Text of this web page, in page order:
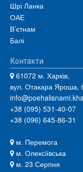
Шрі Ланка
ОАЕ
В’єтнам
Балі
Контакти
61072 м. Харків,
вул. Отакара Яроша,
+38 (095) 531-40-07
+38 (096) 645-86-31
м. Перемога
м. Олексіївська
м. 23 Серпня